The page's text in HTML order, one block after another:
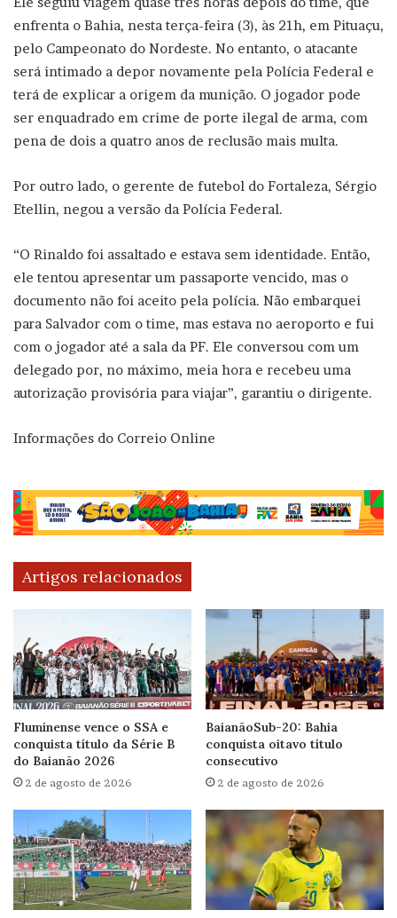
enfrenta o Bahia, nesta terça-feira (3), às 21h, em Pituaçu,
pelo Campeonato do Nordeste. No entanto, o atacante
será intimado a depor novamente pela Polícia Federal e
terá de explicar a origem da munição. O jogador pode
ser enquadrado em crime de porte ilegal de arma, com
pena de dois a quatro anos de reclusão mais multa.
Por outro lado, o gerente de futebol do Fortaleza, Sérgio
Etellin, negou a versão da Polícia Federal.
“O Rinaldo foi assaltado e estava sem identidade. Então,
ele tentou apresentar um passaporte vencido, mas o
documento não foi aceito pela polícia. Não embarquei
para Salvador com o time, mas estava no aeroporto e fui
com o jogador até a sala da PF. Ele conversou com um
delegado por, no máximo, meia hora e recebeu uma
autorização provisória para viajar”, garantiu o dirigente.
Informações do Correio Online
Artigos relacionados
Fluminense vence o SSA e
conquista título da Série B
do Baianão 2026
2 de agosto de 2026
BaianãoSub-20: Bahia
conquista oitavo título
consecutivo
2 de agosto de 2026